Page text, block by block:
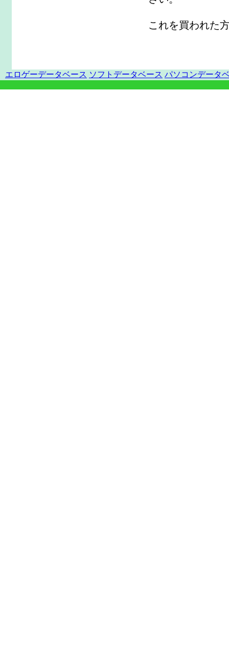
これを買われた
エロゲーデータベース ソフトデータベース パソコンデータ